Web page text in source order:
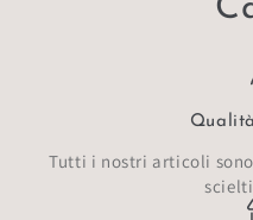
Tutti i nostri articoli